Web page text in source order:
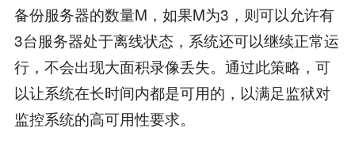
备份服务器的数量M，如果M为3，则可以允许有
3台服务器处于离线状态，系统还可以继续正常运
行，不会出现大面积录像丢失。通过此策略，可
以让系统在长时间内都是可用的，以满足监狱对
监控系统的高可用性要求。